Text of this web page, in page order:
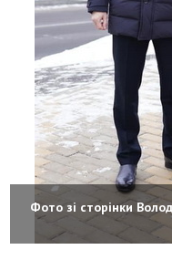
Фото зі сторінки